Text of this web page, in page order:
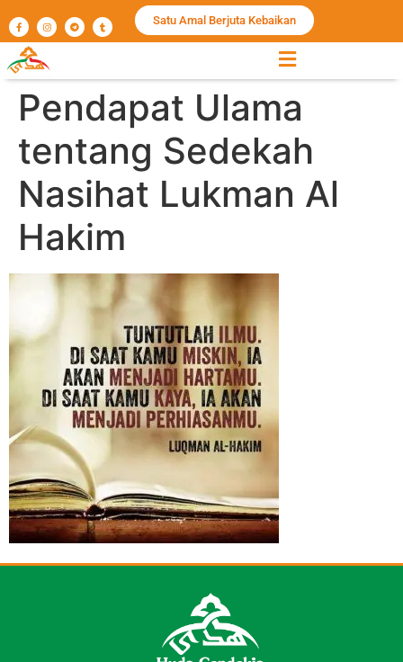
Satu Amal Berjuta Kebaikan
Pendapat Ulama
tentang Sedekah
Nasihat Lukman Al
Hakim